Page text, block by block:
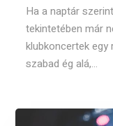
Ha a naptár
tekintetében már
klubkoncertek
szabad ég alá,...